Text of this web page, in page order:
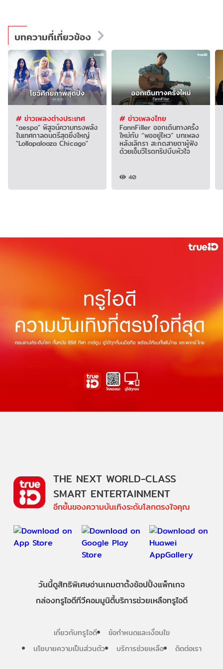
บทความที่เกี่ยวข้อง
# ข่าวเพลงต่างประเทศ
"aespa" พิสูจน์ความทรงพลัง
ในเทศกาลดนตรีสุดยิ่งใหญ่
"Lollapalooza Chicago"
# ข่าวเพลงไทย
FannFiller ออกเดินทางครั้ง
ใหม่กับ “พออยู่ไหว” บทเพลง
หลังเลิกรา สะกดสายตาผู้ฟัง
ด้วยเอ็มวีโรดทริปบีบหัวใจ
40
THE NEXT WORLD-CLASS
SMART ENTERTAINMENT
อีกขั้นของความบันเทิงระดับโลกตรงใจคุณ
วันนี้ดูสิทธิพิเศษอ่านเกมตาตั้งช้อปปิ้งแพ็กเกจ
กล่องทรูไอดีทีวีคอมมูนิตี้บริการช่วยเหลือทรูไอดี
เกี่ยวกับทรูไอดี
ข้อกำหนดและเงื่อนไข
นโยบายความเป็นส่วนตัว
บริการช่วยเหลือ ติดต่อเรา